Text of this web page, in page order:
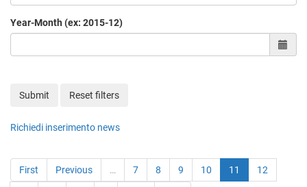
Year-Month (ex: 2015-12)
Submit Reset filters
Richiedi inserimento news
First Previous … 7 8 9 10 11 12